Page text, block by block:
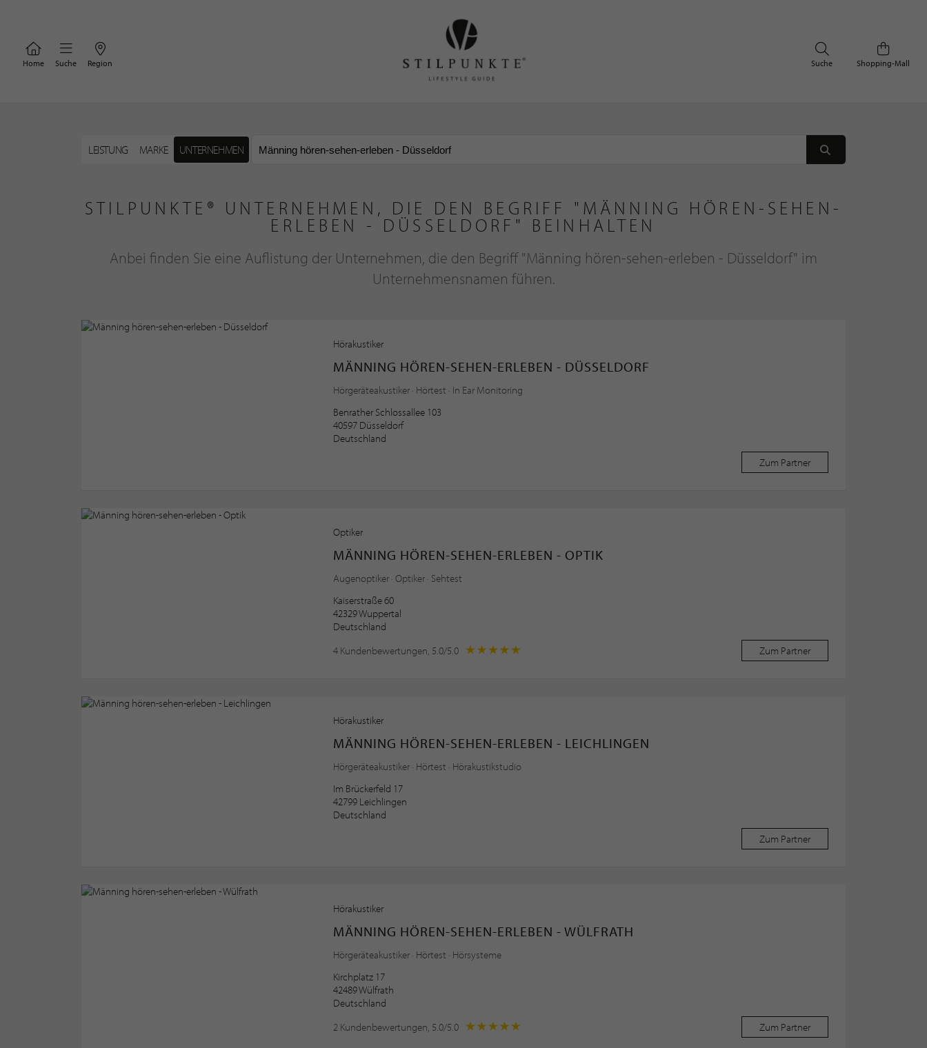
Home Suche Region Shopping-Mall
Suche
LEISTUNG MARKE UNTERNEHMEN
STILPUNKTE® UNTERNEHMEN, DIE DEN BEGRIFF "MÄNNING HÖREN-SEHEN-
ERLEBEN - DÜSSELDORF" BEINHALTEN
Anbei finden Sie eine Auflistung der Unternehmen, die den Begriff "Männing hören-sehen-erleben - Düsseldorf" im
Unternehmensnamen führen.
Hörakustiker
MÄNNING HÖREN-SEHEN-ERLEBEN - DÜSSELDORF
Hörgeräteakustiker · Hörtest · In Ear Monitoring
Benrather Schlossallee 103
40597 Düsseldorf
Deutschland
Zum Partner
Optiker
MÄNNING HÖREN-SEHEN-ERLEBEN - OPTIK
Augenoptiker · Optiker · Sehtest
Kaiserstraße 60
42329 Wuppertal
Deutschland
4 Kundenbewertungen, 5.0/5.0
Zum Partner
Hörakustiker
MÄNNING HÖREN-SEHEN-ERLEBEN - LEICHLINGEN
Hörgeräteakustiker · Hörtest · Hörakustikstudio
Im Brückerfeld 17
42799 Leichlingen
Deutschland
Zum Partner
Hörakustiker
MÄNNING HÖREN-SEHEN-ERLEBEN - WÜLFRATH
Hörgeräteakustiker · Hörtest · Hörsysteme
Kirchplatz 17
42489 Wülfrath
Deutschland
2 Kundenbewertungen, 5.0/5.0
Zum Partner